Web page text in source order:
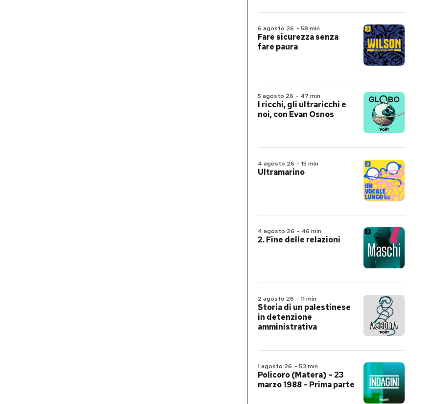
6 agosto 26 - 58 min
Fare sicurezza senza
fare paura
5 agosto 26 - 47 min
I ricchi, gli ultraricchi e
noi, con Evan Osnos
4 agosto 26 - 15 min
Ultramarino
4 agosto 26 - 46 min
2. Fine delle relazioni
2 agosto 26 - 11 min
Storia di un palestinese
in detenzione
amministrativa
1 agosto 26 - 53 min
Policoro (Matera) – 23
marzo 1988 – Prima parte